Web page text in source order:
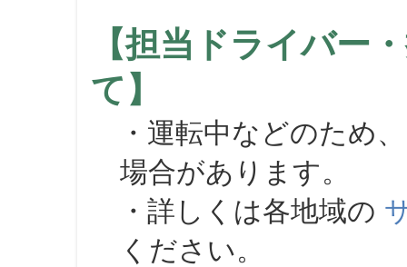
【担当ドライバー
て】
・運転中などのため
場合があります。
・詳しくは各地域の
ください。